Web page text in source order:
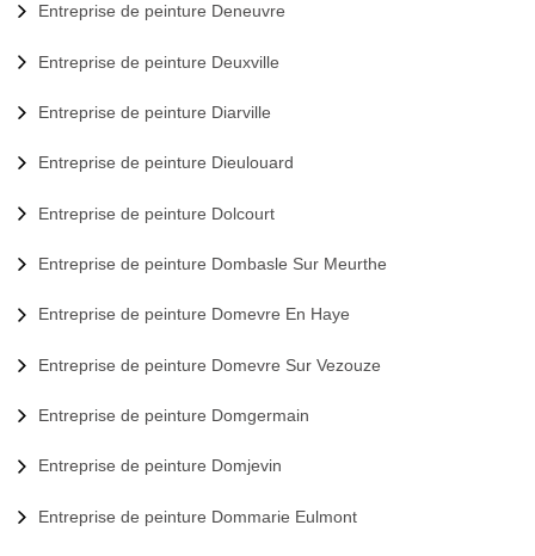
Entreprise de peinture Deneuvre
Entreprise de peinture Deuxville
Entreprise de peinture Diarville
Entreprise de peinture Dieulouard
Entreprise de peinture Dolcourt
Entreprise de peinture Dombasle Sur Meurthe
Entreprise de peinture Domevre En Haye
Entreprise de peinture Domevre Sur Vezouze
Entreprise de peinture Domgermain
Entreprise de peinture Domjevin
Entreprise de peinture Dommarie Eulmont